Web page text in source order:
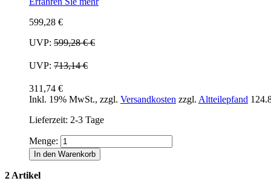
599,28 €
UVP: 599,28 €€
UVP: 713,14 €
311,74 €
Inkl. 19% MwSt., zzgl. Versandkosten zzgl. Altteilepfand
Lieferzeit: 2-3 Tage
Menge:
In den Warenkorb
2 Artikel